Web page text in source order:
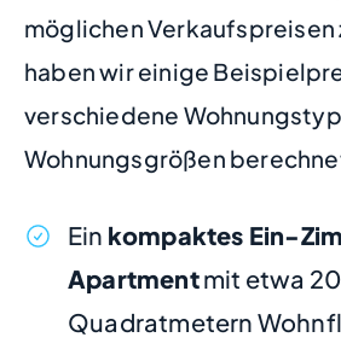
möglichen Verkaufspreisen
haben wir einige
verschiedene
Wohnungsgrößen
Ein kompaktes Ein-
Apartmentmit etwa 20
Quadratmetern